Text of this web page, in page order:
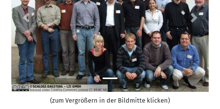
Previous Next
(zum Vergrößern in der Bildmitte klicken)